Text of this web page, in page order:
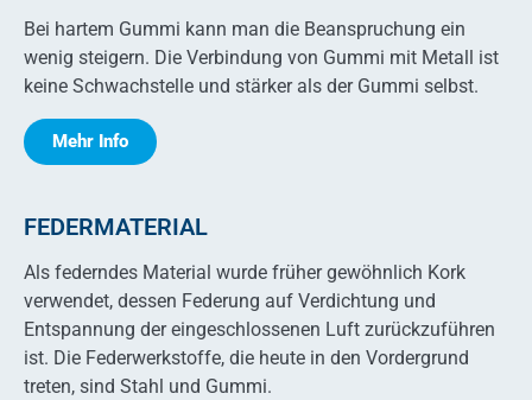
Bei hartem Gummi kann man die Beanspruchung ein
wenig steigern. Die Verbindung von Gummi mit Metall ist
keine Schwachstelle und stärker als der Gummi selbst.
Mehr Info
FEDERMATERIAL
Als federndes Material wurde früher gewöhnlich Kork
verwendet, dessen Federung auf Verdichtung und
Entspannung der eingeschlossenen Luft zurückzuführen
ist. Die Federwerkstoffe, die heute in den Vordergrund
treten, sind Stahl und Gummi.